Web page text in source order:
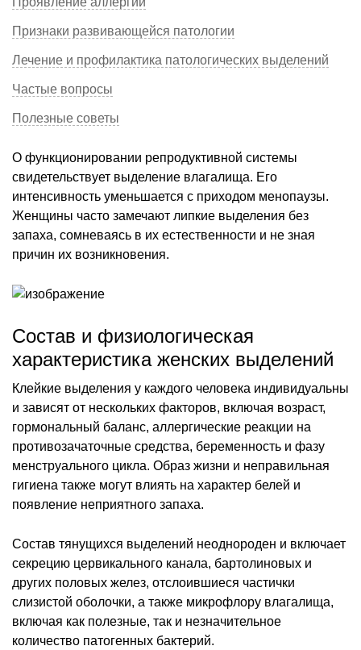
Признаки развивающейся патологии
Лечение и профилактика патологических выделений
Частые вопросы
Полезные советы
О функционировании репродуктивной системы
свидетельствует выделение влагалища. Его
интенсивность уменьшается с приходом менопаузы.
Женщины часто замечают липкие выделения без
запаха, сомневаясь в их естественности и не зная
причин их возникновения.
Состав и физиологическая
характеристика женских выделений
Клейкие выделения у каждого человека индивидуальны
и зависят от нескольких факторов, включая возраст,
гормональный баланс, аллергические реакции на
противозачаточные средства, беременность и фазу
менструального цикла. Образ жизни и неправильная
гигиена также могут влиять на характер белей и
появление неприятного запаха.
Состав тянущихся выделений неоднороден и включает
секрецию цервикального канала, бартолиновых и
других половых желез, отслоившиеся частички
слизистой оболочки, а также микрофлору влагалища,
включая как полезные, так и незначительное
количество патогенных бактерий.